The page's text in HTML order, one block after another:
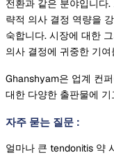
전환과 같은 분야입니다
략적 의사 결정 역량을
숙합니다. 시장에 대한
의사 결정에 귀중한 기
Ghanshyam은 업계 컨
대한 다양한 출판물에 기
자주 묻는 질문 :
얼마나 큰 tendonitis 약